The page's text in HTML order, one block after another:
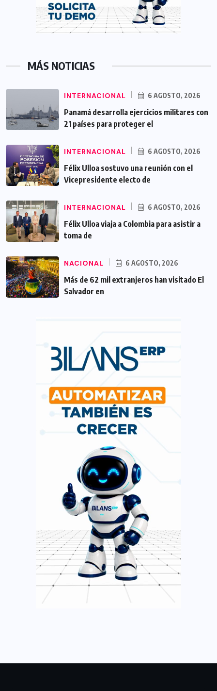
MÁS NOTICIAS
INTERNACIONAL 6 AGOSTO, 2026
Panamá desarrolla ejercicios militares con
21 países para proteger el
INTERNACIONAL 6 AGOSTO, 2026
Félix Ulloa sostuvo una reunión con el
Vicepresidente electo de
INTERNACIONAL 6 AGOSTO, 2026
Félix Ulloa viaja a Colombia para asistir a
toma de
NACIONAL 6 AGOSTO, 2026
Más de 62 mil extranjeros han visitado El
Salvador en